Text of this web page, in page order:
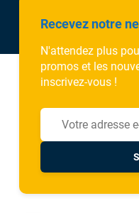
Recevez notre
N'attendez plus
promos et les
inscrivez-vous !